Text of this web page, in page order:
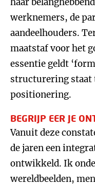
werknemers, de
aandeelhouders.
maatstaf voor het
essentie geldt
structurering staat
positionering.
BEGRIJP EER JE
Vanuit deze
de jaren een
ontwikkeld. Ik
wereldbeelden,